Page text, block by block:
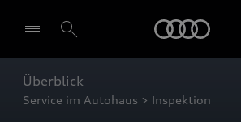
Überblick
Service im Autohaus > Inspektion